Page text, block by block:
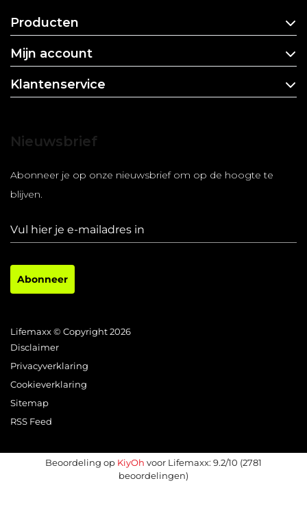
Producten
Mijn account
Klantenservice
Nieuwsbrief
Abonneer je op onze nieuwsbrief om op de hoogte te
blijven.
Abonneer
Lifemaxx © Copyright 2026
Disclaimer
Privacyverklaring
Cookieverklaring
Sitemap
RSS Feed
Beoordeling op KiyOh voor Lifemaxx: 9.2/10 (2781
beoordelingen)